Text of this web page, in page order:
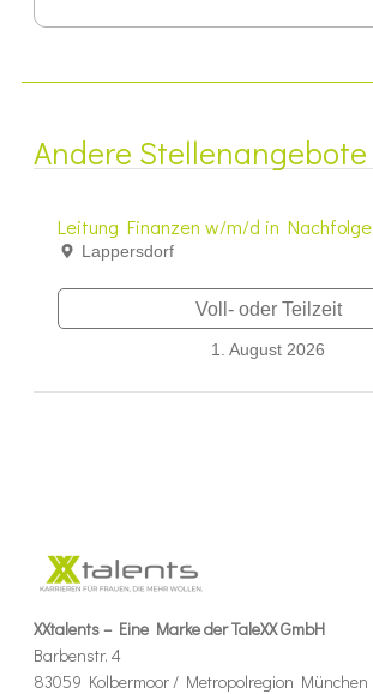
Andere Stellenangebote
Leitung Finanzen w/m/d in Nachfolge
Lappersdorf
Voll- oder Teilzeit
1. August 2026
XXtalents – Eine Marke der TaleXX GmbH
Barbenstr. 4
83059 Kolbermoor / Metropolregion München